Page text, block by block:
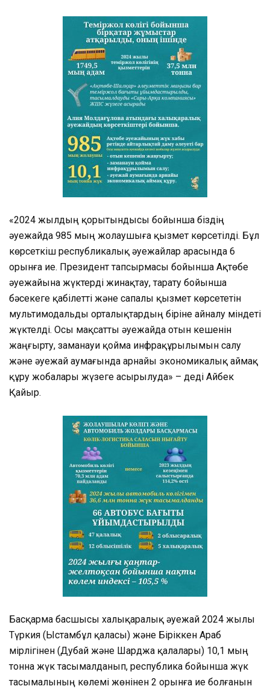
«2024 жылдың қорытындысы бойынша біздің
әуежайда 985 мың жолаушыға қызмет көрсетілді. Бұл
көрсеткіш республикалық әуежайлар арасында 6
орынға ие. Президент тапсырмасы бойынша Ақтөбе
әуежайына жүктерді жинақтау, тарату бойынша
бәсекеге қабілетті және сапалы қызмет көрсететін
мультимодальды орталықтардың біріне айналу міндеті
жүктелді. Осы мақсатты әуежайда отын кешенін
жаңғырту, заманауи қойма инфрақұрылымын салу
және әуежай аумағында арнайы экономикалық аймақ
құру жобалары жүзеге асырылуда» – деді Айбек
Қайыр.
Басқарма басшысы халықаралық әуежай 2024 жылы
Түркия (Ыстамбұл қаласы) және Біріккен Араб
Әмірлігінен (Дубай және Шарджа қалалары) 10,1 мың
тонна жүк тасымалданып, республика бойынша жүк
тасымалының көлемі жөнінен 2 орынға ие болғанын